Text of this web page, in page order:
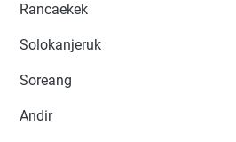
Rancaekek
Solokanjeruk
Soreang
Andir